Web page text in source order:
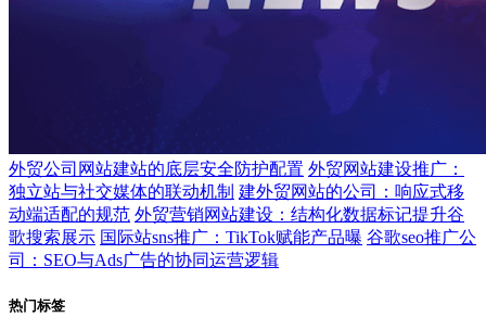
外贸公司网站建站的底层安全防护配置 外贸网站建设推广：
独立站与社交媒体的联动机制 建外贸网站的公司：响应式移
动端适配的规范 外贸营销网站建设：结构化数据标记提升谷
歌搜索展示 国际站sns推广：TikTok赋能产品曝 谷歌seo推广公
司：SEO与Ads广告的协同运营逻辑
热门标签